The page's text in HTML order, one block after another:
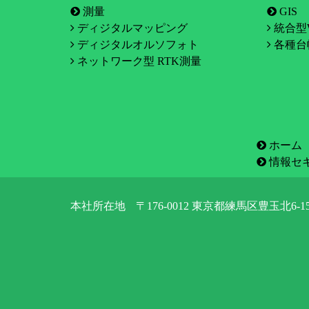
測量
ディジタルマッピング
ディジタルオルソフォト
ネットワーク型 RTK測量
GIS
統合型
各種台
ホーム
情報セ
本社所在地 〒176-0012 東京都練馬区豊玉北6-